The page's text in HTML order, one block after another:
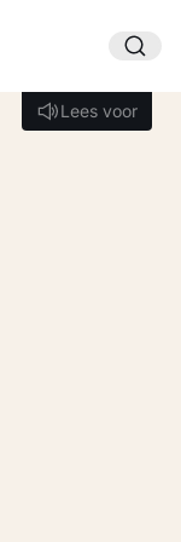
Lees voor
Lees voor